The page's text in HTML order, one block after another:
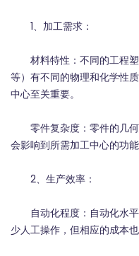
1、加工需求：
材料特性：不同的工程塑
等）有不同的物理和化学性
中心至关重要。
零件复杂度：零件的几何
会影响到所需加工中心的功能
2、生产效率：
自动化程度：自动化水平
少人工操作，但相应的成本也